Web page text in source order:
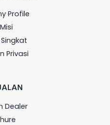
Profile
Privasi
Dealer